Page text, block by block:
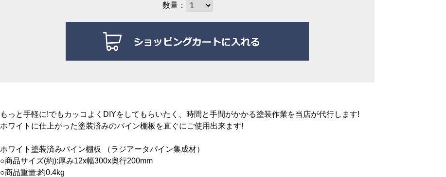
数量：
もっと手軽に!でもカッコよくDIYをしてもらいたく、時間と手間がかかる塗装作業を当店が代行します!
ホワイトに仕上がった塗装済みのパイン棚板を直ぐにご使用出来ます!
ホワイト塗装済みパイン棚板 （ラジアータパイン集成材）
○商品サイズ(約):厚み12x幅300x奥行200mm
○商品重量:約0.4kg